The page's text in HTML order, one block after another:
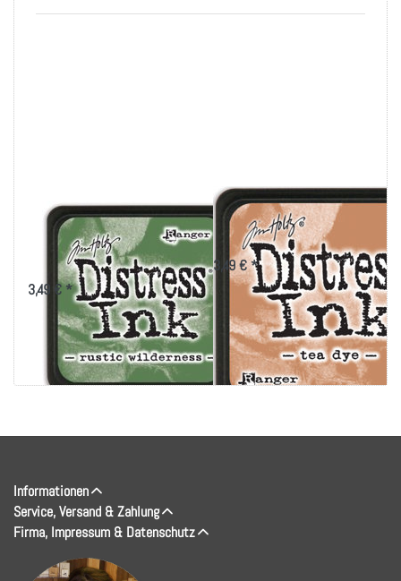
Tim Holtz Distress
Mini Ink Pad-Rustic
Wilderness
3,49 € *
Tim Holtz Distress
Mini Ink Pad-Tea Dye
3,49 € *
Informationen
Service, Versand & Zahlung
Firma, Impressum & Datenschutz